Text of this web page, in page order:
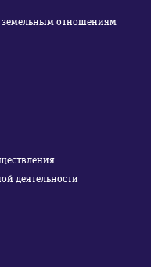
отношениям
деятельности